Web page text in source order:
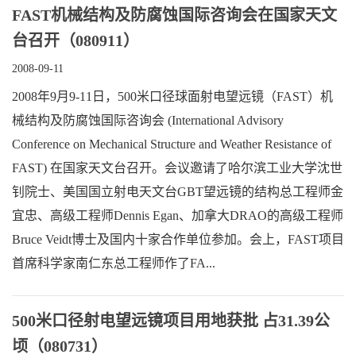
FAST机械结构及防腐蚀国际咨询会在国家天文
台召开（080911）
2008-09-11
2008年9月9-11日，500米口径球面射电望远镜（FAST）机
械结构及防腐蚀国际咨询会 (International Advisory
Conference on Mechanical Structure and Weather Resistance of
FAST) 在国家天文台召开。会议邀请了哈尔滨工业大学沈世
钊院士、美国国立射电天文台GBT望远镜的结构总工程师金
宜忠、高级工程师Dennis Egan、加拿大DRAO的高级工程师
Bruce Veidt博士及国内十家合作单位参加。会上，FAST项目
首席科学家南仁东总工程师作了FA...
500米口径射电望远镜项目用地获批 占31.39公
顷（080731）